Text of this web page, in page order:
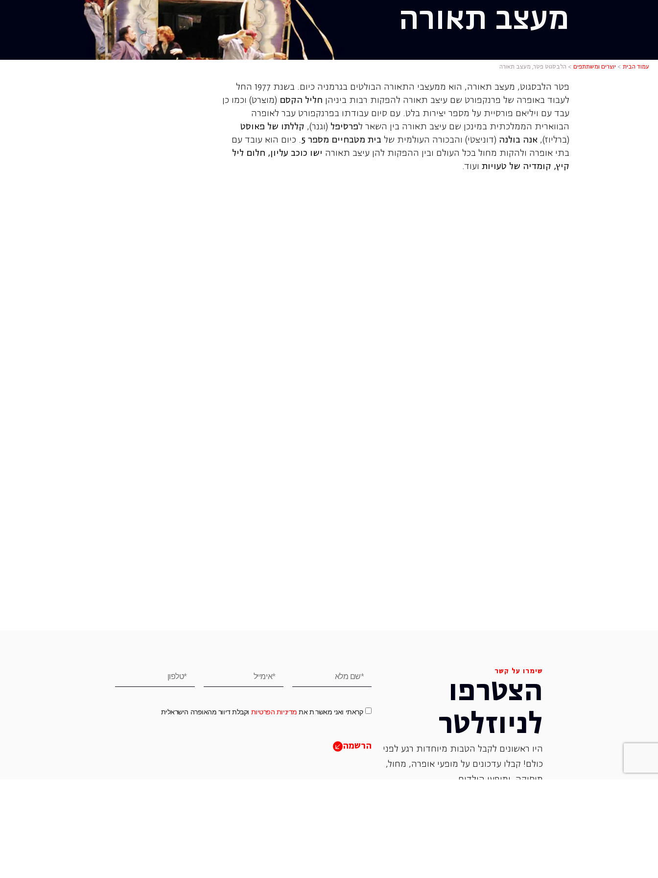
הלבסגוט פטר, מעצב תאורה
מעצב תאורה
עמוד הבית > יוצרים ומשתתפים > הלבסגוט פטר, מעצב תאורה
פטר הלבסגוט, מעצב תאורה, הוא ממעצבי התאורה הבולטים בגרמניה כיום. בשנת 1977 החל
לעבוד באופרה של פרנקפורט שם עיצב תאורה להפקות רבות ביניהן חליל הקסם (מוצרט) וכמו כן
עבד עם ויליאם פורסיית על מספר יצירות בלט. עם סיום עבודתו בפרנקפורט עבר לאופרה
הבווארית הממלכתית במינכן שם עיצב תאורה בין השאר לפרסיפל (וגנר), קללתו של פאוסט
(ברליוז),אנה בולנה (דוניצטי) והבכורה העולמית של בית מטבחיים מספר 5 . כיום הוא עובד עם
בתי אופרה ולהקות מחול בכל העולם ובין ההפקות להן עיצב תאורה ישו כוכב עליון, חלום ליל
קיץ, קומדיה של טעויות ועוד.
שימרו על קשר
הצטרפו
לניוזלטר
היו ראשונים לקבל הטבות מיוחדות רגע לפני
כולם! קבלו עדכונים על מופעי אופרה, ‏מחול,
‏מוסיקה, ומופעי הילדים.
קראתי ואני מאשר.ת את מדיניות הפרטיות וקבלת דיוור מהאופרה הישראלית
הרשמה